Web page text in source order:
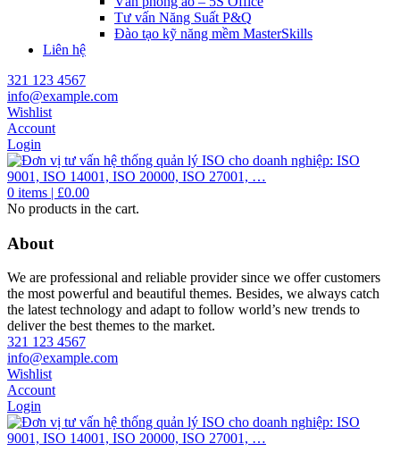
Tư vấn Năng Suất P&Q
Đào tạo kỹ năng mềm MasterSkills
Liên hệ
321 123 4567
info@example.com
Wishlist
Account
Login
0 items | £0.00
No products in the cart.
About
We are professional and reliable provider since we offer customers
the most powerful and beautiful themes. Besides, we always catch
the latest technology and adapt to follow world’s new trends to
deliver the best themes to the market.
321 123 4567
info@example.com
Wishlist
Account
Login